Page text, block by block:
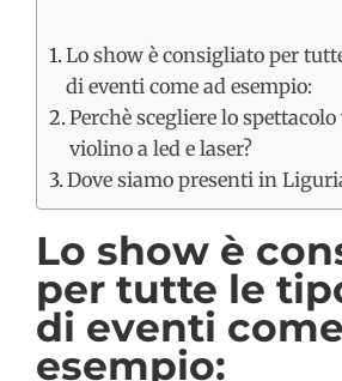
Lo show è consigliato per
di eventi come ad esempio:
Perchè scegliere lo
violino a led e laser?
Dove siamo presenti in
Lo show è
per tutte le
di eventi
esempio: